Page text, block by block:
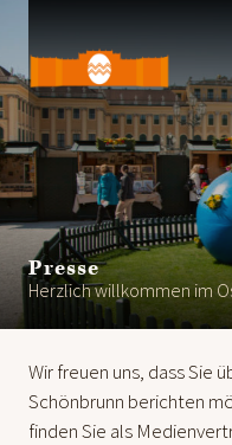
Ostermarkt
Schloss
Schönbrunn
Presse
Herzlich willkommen im
Wir freuen uns, dass Sie
Schönbrunn berichten
finden Sie als